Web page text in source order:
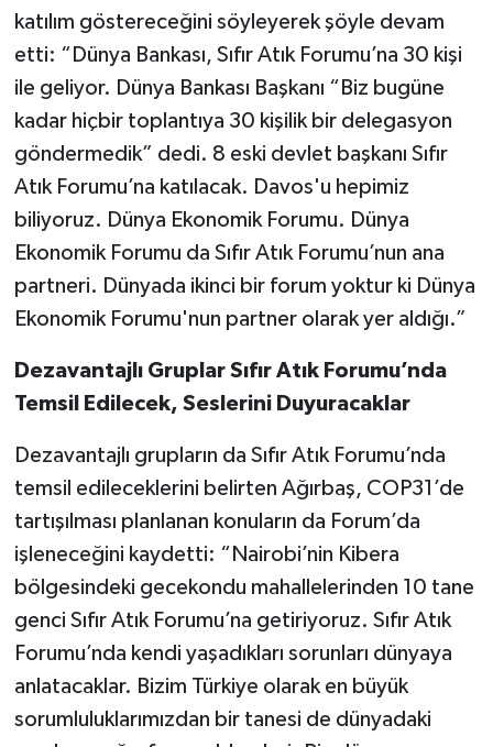
katılım göstereceğini söyleyerek şöyle devam
etti: “Dünya Bankası, Sıfır Atık Forumu’na 30 kişi
ile geliyor. Dünya Bankası Başkanı “Biz bugüne
kadar hiçbir toplantıya 30 kişilik bir delegasyon
göndermedik” dedi. 8 eski devlet başkanı Sıfır
Atık Forumu’na katılacak. Davos'u hepimiz
biliyoruz. Dünya Ekonomik Forumu. Dünya
Ekonomik Forumu da Sıfır Atık Forumu’nun ana
partneri. Dünyada ikinci bir forum yoktur ki Dünya
Ekonomik Forumu'nun partner olarak yer aldığı.”
Dezavantajlı Gruplar Sıfır Atık Forumu’nda
Temsil Edilecek, Seslerini Duyuracaklar
Dezavantajlı grupların da Sıfır Atık Forumu’nda
temsil edileceklerini belirten Ağırbaş, COP31’de
tartışılması planlanan konuların da Forum’da
işleneceğini kaydetti: “Nairobi’nin Kibera
bölgesindeki gecekondu mahallelerinden 10 tane
genci Sıfır Atık Forumu’na getiriyoruz. Sıfır Atık
Forumu’nda kendi yaşadıkları sorunları dünyaya
anlatacaklar. Bizim Türkiye olarak en büyük
sorumluluklarımızdan bir tanesi de dünyadaki